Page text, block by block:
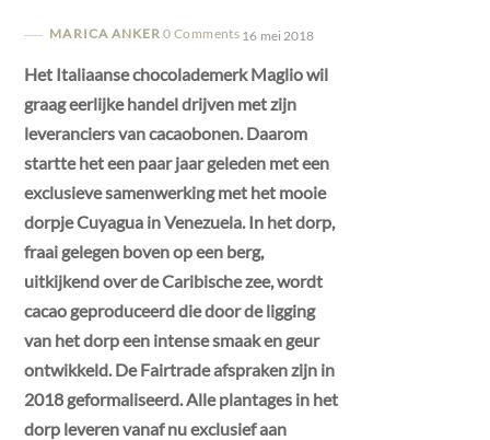
MARICA ANKER 0 Comments 16 mei 2018
Het Italiaanse chocolademerk Maglio wil
graag eerlijke handel drijven met zijn
leveranciers van cacaobonen. Daarom
startte het een paar jaar geleden met een
exclusieve samenwerking met het mooie
dorpje Cuyagua in Venezuela. In het dorp,
fraai gelegen boven op een berg,
uitkijkend over de Caribische zee, wordt
cacao geproduceerd die door de ligging
van het dorp een intense smaak en geur
ontwikkeld. De Fairtrade afspraken zijn in
2018 geformaliseerd. Alle plantages in het
dorp leveren vanaf nu exclusief aan